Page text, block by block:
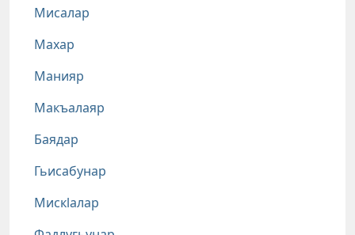
Мисалар
Махар
Манияр
Макъалаяр
Баядар
Гьисабунар
Мискlалар